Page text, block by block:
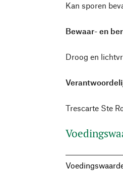
Kan sporen
Bewaar- en
Droog en
Trescarte Ste